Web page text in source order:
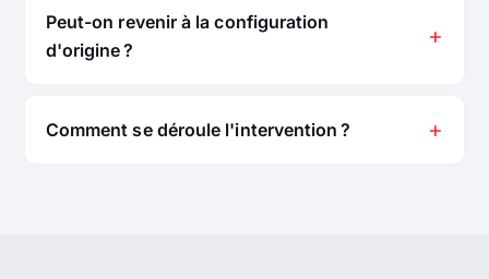
Peut-on revenir à la configuration
d'origine ?
Comment se déroule l'intervention ?